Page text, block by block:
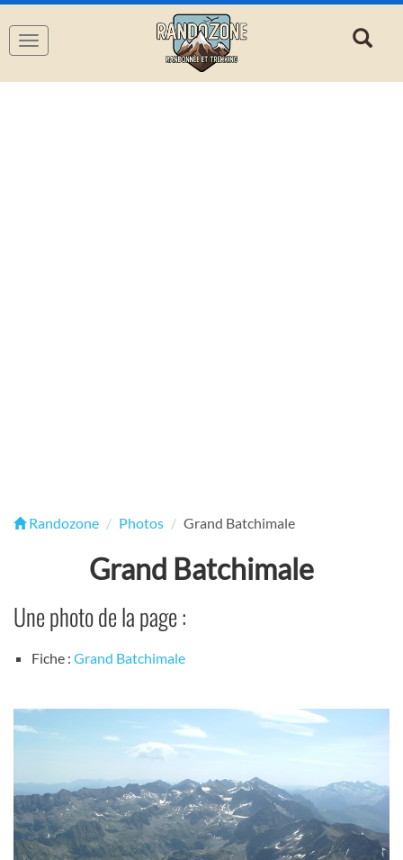
Navigation
Randozone Photos Grand Batchimale
Grand Batchimale
Une photo de la page :
Fiche : Grand Batchimale